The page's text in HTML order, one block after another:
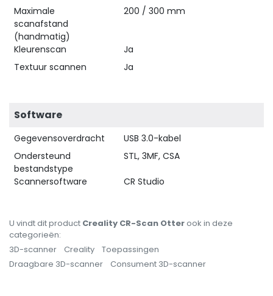
Maximale
scanafstand
(handmatig)
200 / 300 mm
Kleurenscan
Ja
Textuur scannen
Ja
Software
Gegevensoverdracht
USB 3.0-kabel
Ondersteund
bestandstype
STL, 3MF, CSA
Scannersoftware CR Studio
U vindt dit product Creality CR-Scan Otter ook in deze
categorieën:
3D-scanner
Creality
Toepassingen
Draagbare 3D-scanner
Consument 3D-scanner